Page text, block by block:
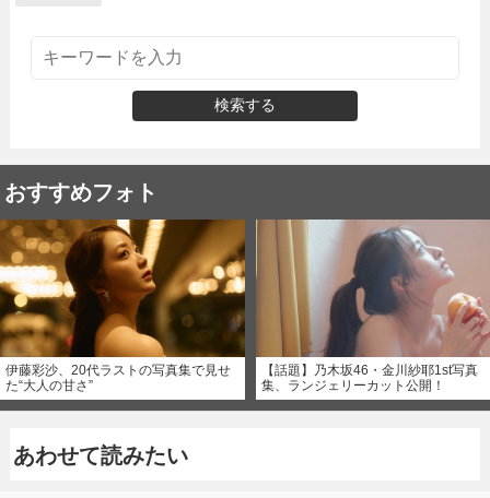
検索する
おすすめフォト
伊藤彩沙、20代ラストの写真集で見せ
た“大人の甘さ”
【話題】乃木坂46・金川紗耶1st写真
集、ランジェリーカット公開！
あわせて読みたい